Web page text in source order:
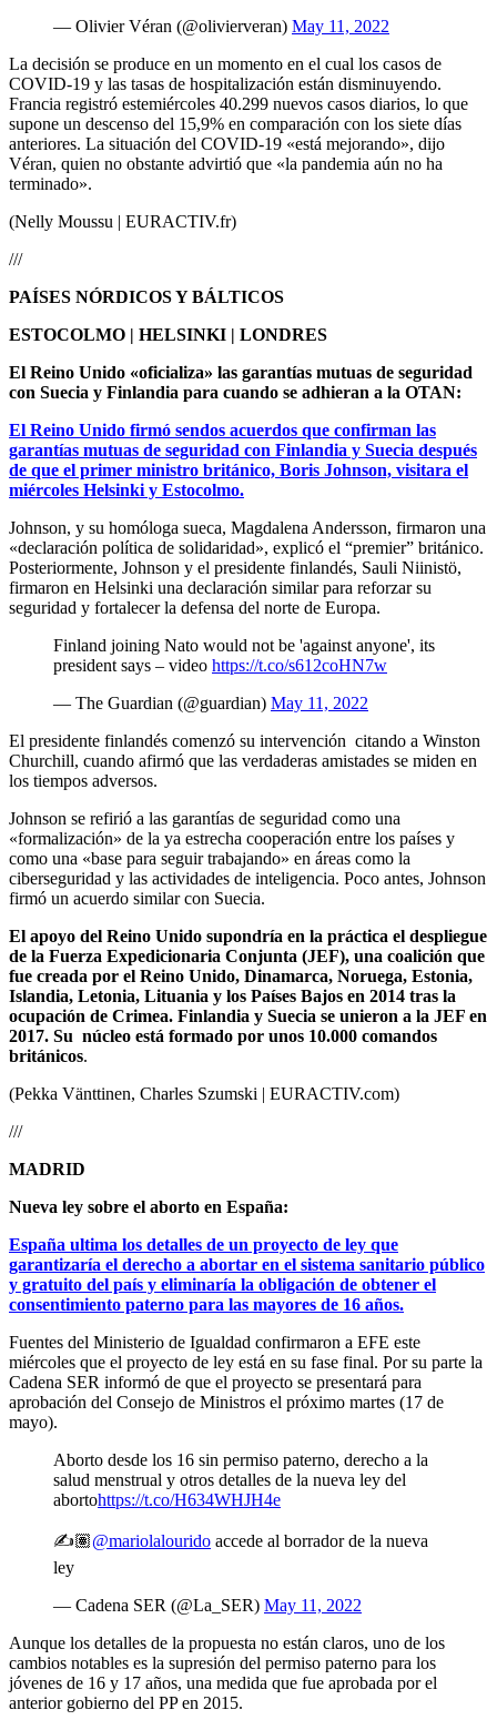
— Olivier Véran (@olivierveran) May 11, 2022
La decisión se produce en un momento en el cual los casos de
COVID-19 y las tasas de hospitalización están disminuyendo.
Francia registró estemiércoles 40.299 nuevos casos diarios, lo que
supone un descenso del 15,9% en comparación con los siete días
anteriores. La situación del COVID-19 «está mejorando», dijo
Véran, quien no obstante advirtió que «la pandemia aún no ha
terminado».
(Nelly Moussu | EURACTIV.fr)
///
PAÍSES NÓRDICOS Y BÁLTICOS
ESTOCOLMO | HELSINKI | LONDRES
El Reino Unido «oficializa» las garantías mutuas de seguridad
con Suecia y Finlandia para cuando se adhieran a la OTAN:
El Reino Unido firmó sendos acuerdos que confirman las
garantías mutuas de seguridad con Finlandia y Suecia después
de que el primer ministro británico, Boris Johnson, visitara el
miércoles Helsinki y Estocolmo.
Johnson, y su homóloga sueca, Magdalena Andersson, firmaron una
«declaración política de solidaridad», explicó el “premier” británico.
Posteriormente, Johnson y el presidente finlandés, Sauli Niinistö,
firmaron en Helsinki una declaración similar para reforzar su
seguridad y fortalecer la defensa del norte de Europa.
Finland joining Nato would not be 'against anyone', its
president says – video https://t.co/s612coHN7w
— The Guardian (@guardian) May 11, 2022
El presidente finlandés comenzó su intervención citando a Winston
Churchill, cuando afirmó que las verdaderas amistades se miden en
los tiempos adversos.
Johnson se refirió a las garantías de seguridad como una
«formalización» de la ya estrecha cooperación entre los países y
como una «base para seguir trabajando» en áreas como la
ciberseguridad y las actividades de inteligencia. Poco antes, Johnson
firmó un acuerdo similar con Suecia.
El apoyo del Reino Unido supondría en la práctica el despliegue
de la Fuerza Expedicionaria Conjunta (JEF), una coalición que
fue creada por el Reino Unido, Dinamarca, Noruega, Estonia,
Islandia, Letonia, Lituania y los Países Bajos en 2014 tras la
ocupación de Crimea. Finlandia y Suecia se unieron a la JEF en
2017. Su núcleo está formado por unos 10.000 comandos
británicos.
(Pekka Vänttinen, Charles Szumski | EURACTIV.com)
///
MADRID
Nueva ley sobre el aborto en España:
España ultima los detalles de un proyecto de ley que
garantizaría el derecho a abortar en el sistema sanitario público
y gratuito del país y eliminaría la obligación de obtener el
consentimiento paterno para las mayores de 16 años.
Fuentes del Ministerio de Igualdad confirmaron a EFE este
miércoles que el proyecto de ley está en su fase final. Por su parte la
Cadena SER informó de que el proyecto se presentará para
aprobación del Consejo de Ministros el próximo martes (17 de
mayo).
Aborto desde los 16 sin permiso paterno, derecho a la
salud menstrual y otros detalles de la nueva ley del
abortohttps://t.co/H634WHJH4e
✍️🏽@mariolalourido accede al borrador de la nueva
ley
— Cadena SER (@La_SER) May 11, 2022
Aunque los detalles de la propuesta no están claros, uno de los
cambios notables es la supresión del permiso paterno para los
jóvenes de 16 y 17 años, una medida que fue aprobada por el
anterior gobierno del PP en 2015.